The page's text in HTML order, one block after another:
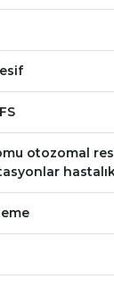
otozomal